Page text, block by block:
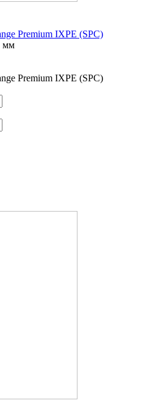
Premium IXPE (SPC)
мм
Premium IXPE (SPC)